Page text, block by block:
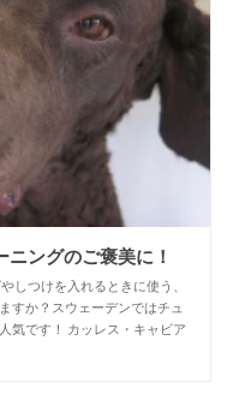
ングのご褒美に！
しつけを入れるときに使う、
すか？スウェーデンではチュ
気です！ カッレス・キャビア